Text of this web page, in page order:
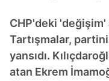
CHP'deki
Tartışmalar,
yansıdı.
atan Ekrem